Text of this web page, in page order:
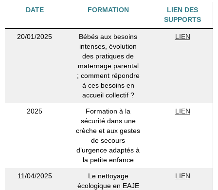
DATE FORMATION
LIEN DES
SUPPORTS
20/01/2025
Bébés aux besoins
intenses, évolution
des pratiques de
maternage parental
; comment répondre
à ces besoins en
accueil collectif ?
LIEN
2025
Formation à la
sécurité dans une
crèche et aux gestes
de secours
d’urgence adaptés à
la petite enfance
LIEN
11/04/2025
Le nettoyage
écologique en EAJE
LIEN